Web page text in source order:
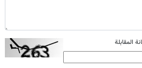
المقابلة